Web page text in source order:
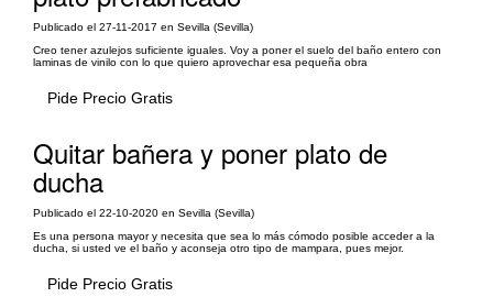
Publicado el 27-11-2017 en Sevilla (Sevilla)
Creo tener azulejos suficiente iguales. Voy a poner el suelo del baño entero con
laminas de vinilo con lo que quiero aprovechar esa pequeña obra
Pide Precio Gratis
Quitar bañera y poner plato de
ducha
Publicado el 22-10-2020 en Sevilla (Sevilla)
Es una persona mayor y necesita que sea lo más cómodo posible acceder a la
ducha, si usted ve el baño y aconseja otro tipo de mampara, pues mejor.
Pide Precio Gratis